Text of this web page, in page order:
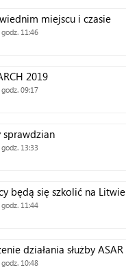
miejscu i czasie
11:46
2019
09:17
sprawdzian
13:33
będą się szkolić na Litwie
11:44
działania służby ASAR
10:48